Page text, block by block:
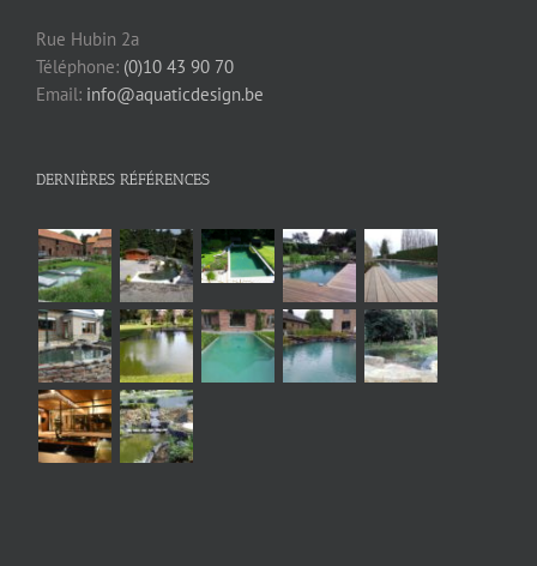
Rue Hubin 2a
Téléphone: (0)10 43 90 70
Email: info@aquaticdesign.be
DERNIÈRES RÉFÉRENCES